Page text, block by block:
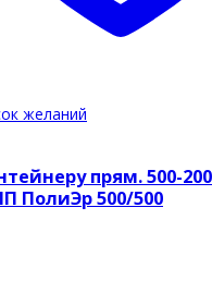
желаний
прям. 500-
ПолиЭр 500/500